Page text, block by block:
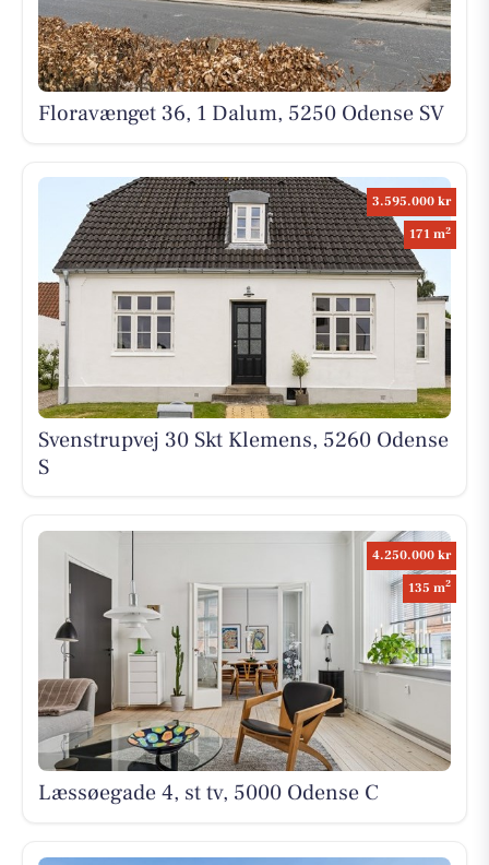
Floravænget 36, 1 Dalum, 5250 Odense SV
3.595.000 kr
171 m2
Svenstrupvej 30 Skt Klemens, 5260 Odense
S
4.250.000 kr
135 m2
Læssøegade 4, st tv, 5000 Odense C